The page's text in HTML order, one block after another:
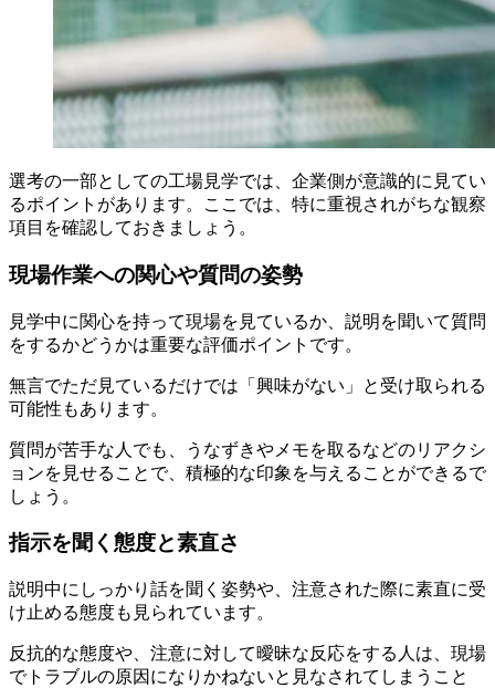
選考の一部としての工場見学では、企業側が意識的に見てい
るポイントがあります。ここでは、特に重視されがちな観察
項目を確認しておきましょう。
現場作業への関心や質問の姿勢
見学中に関心を持って現場を見ているか、説明を聞いて質問
をするかどうかは重要な評価ポイントです。
無言でただ見ているだけでは「興味がない」と受け取られる
可能性もあります。
質問が苦手な人でも、うなずきやメモを取るなどのリアクシ
ョンを見せることで、積極的な印象を与えることができるで
しょう。
指示を聞く態度と素直さ
説明中にしっかり話を聞く姿勢や、注意された際に素直に受
け止める態度も見られています。
反抗的な態度や、注意に対して曖昧な反応をする人は、現場
でトラブルの原因になりかねないと見なされてしまうこと